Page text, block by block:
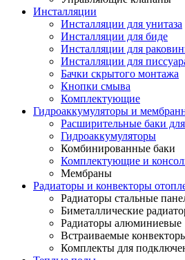
Инсталляции
Инсталляции для унитаза
Инсталляции для биде
Инсталляции для
Инсталляции для
Бачки скрытого монтажа
Кнопки смыва
Комплектующие
Гидроаккумуляторы и
Расширительные баки
Гидроаккумуляторы
Комбинированные баки
Комплектующие и
Мембраны
Радиаторы и конвекторы
Радиаторы стальные
Биметаллические
Радиаторы алюминиевые
Встраиваемые
Комплекты для